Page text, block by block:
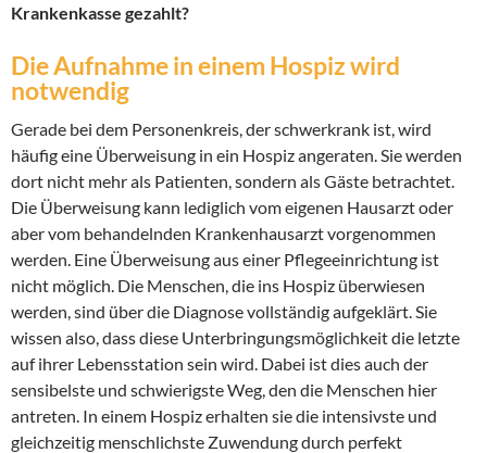
Krankenkasse gezahlt?
Die Aufnahme in einem Hospiz wird
notwendig
Gerade bei dem Personenkreis, der schwerkrank ist, wird
häufig eine Überweisung in ein Hospiz angeraten. Sie werden
dort nicht mehr als Patienten, sondern als Gäste betrachtet.
Die Überweisung kann lediglich vom eigenen Hausarzt oder
aber vom behandelnden Krankenhausarzt vorgenommen
werden. Eine Überweisung aus einer Pflegeeinrichtung ist
nicht möglich. Die Menschen, die ins Hospiz überwiesen
werden, sind über die Diagnose vollständig aufgeklärt. Sie
wissen also, dass diese Unterbringungsmöglichkeit die letzte
auf ihrer Lebensstation sein wird. Dabei ist dies auch der
sensibelste und schwierigste Weg, den die Menschen hier
antreten. In einem Hospiz erhalten sie die intensivste und
gleichzeitig menschlichste Zuwendung durch perfekt